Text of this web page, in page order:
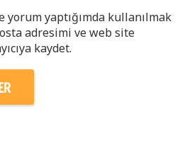
yorum yaptığımda kullanılmak
adresimi ve web site
kaydet.